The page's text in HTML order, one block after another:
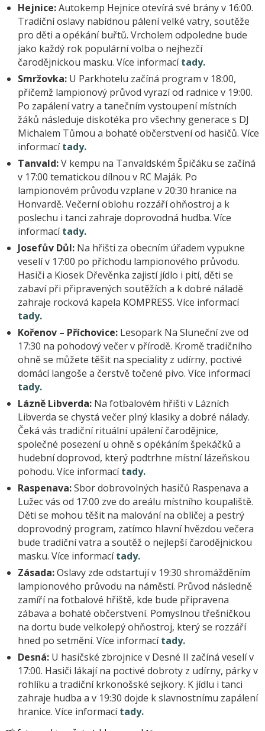
Hejnice:Autokemp Hejnice otevírá své brány v 16:00.
Tradiční oslavy nabídnou pálení velké vatry, soutěže
pro děti a opékání buřtů. Vrcholem odpoledne bude
jako každý rok populární volba o nejhezčí
čarodějnickou masku. Více informacítady.
Smržovka: U Parkhotelu začíná program v 18:00,
přičemž lampionový průvod vyrazí od radnice v 19:00.
Po zapálení vatry a tanečním vystoupení místních
žáků následuje diskotéka pro všechny generace s DJ
Michalem Tůmou a bohaté občerstvení od hasičů. Více
informacítady.
Tanvald:V kempu na Tanvaldském Špičáku se začíná
v 17:00 tematickou dílnou v RC Maják. Po
lampionovém průvodu vzplane v 20:30 hranice na
Honvardě. Večerní oblohu rozzáří ohňostroj a k
poslechu i tanci zahraje doprovodná hudba. Více
informacítady.
Josefův Důl: Na hřišti za obecním úřadem vypukne
veselí v 17:00 po příchodu lampionového průvodu.
Hasiči a Kiosek Dřevěnka zajistí jídlo i pití, děti se
zabaví při připravených soutěžích a k dobré náladě
zahraje rocková kapela KOMPRESS. Více informací
tady.
Kořenov – Příchovice: Lesopark Na Sluneční zve od
17:30 na pohodový večer v přírodě. Kromě tradičního
ohně se můžete těšit na speciality z udírny, poctivé
domácí langoše a čerstvě točené pivo. Více informací
tady.
Lázně Libverda: Na fotbalovém hřišti v Lázních
Libverda se chystá večer plný klasiky a dobré nálady.
Čeká vás tradiční rituální upálení čarodějnice,
společné posezení u ohně s opékáním špekáčků a
hudební doprovod, který podtrhne místní lázeňskou
pohodu. Více informacítady.
Raspenava:Sbor dobrovolných hasičů Raspenava a
Lužec vás od 17:00 zve do areálu místního koupaliště.
Děti se mohou těšit na malování na obličej a pestrý
doprovodný program, zatímco hlavní hvězdou večera
bude tradiční vatra a soutěž o nejlepší čarodějnickou
masku. Více informacítady.
Zásada:Oslavy zde odstartují v 19:30 shromážděním
lampionového průvodu na náměstí. Průvod následně
zamíří na fotbalové hřiště, kde bude připravena
zábava a bohaté občerstvení. Pomyslnou třešničkou
na dortu bude velkolepý ohňostroj, který se rozzáří
hned po setmění. Více informacítady.
Desná: U hasičské zbrojnice v Desné II začíná veselí v
17:00. Hasiči lákají na poctivé dobroty z udírny, párky v
rohlíku a tradiční krkonošské sejkory. K jídlu i tanci
zahraje hudba a v 19:30 dojde k slavnostnímu zapálení
hranice. Více informacítady.